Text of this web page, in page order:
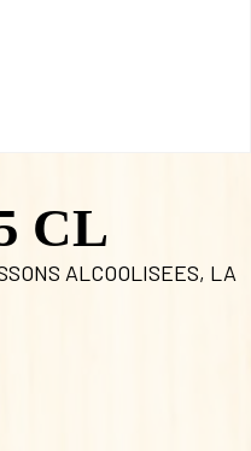
CL
ALCOOLISEES, LA